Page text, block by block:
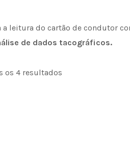
a leitura do cartão de condutor
de dados tacográficos.
os 4 resultados